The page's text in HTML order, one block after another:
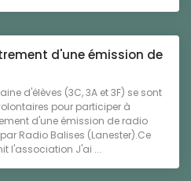
d'une émission de
d'élèves (3C, 3A et 3F) se sont
pour participer à
d'une émission de radio
Radio Balises (Lanester).Ce
l'association J'ai ...